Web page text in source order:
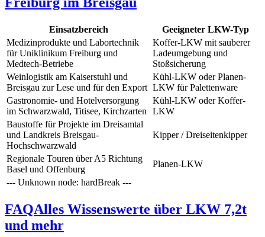
Einsatzbereich
Geeigneter LKW-Typ
Medizinprodukte und Labortechnik
für Uniklinikum Freiburg und
Medtech-Betriebe
Koffer-LKW mit sauberer
Ladeumgebung und
Stoßsicherung
Weinlogistik am Kaiserstuhl und
Breisgau zur Lese und für den Export
Kühl-LKW oder Planen-
LKW für Palettenware
Gastronomie- und Hotelversorgung
im Schwarzwald, Titisee, Kirchzarten
Kühl-LKW oder Koffer-
LKW
Baustoffe für Projekte im Dreisamtal
und Landkreis Breisgau-
Hochschwarzwald
Kipper / Dreiseitenkipper
Regionale Touren über A5 Richtung
Basel und Offenburg
Planen-LKW
--- Unknown node: hardBreak ---
FAQAlles Wissenswerte über LKW 7,2t
und mehr